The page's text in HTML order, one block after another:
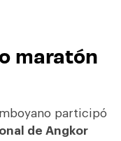
maratón
participó
de Angkor